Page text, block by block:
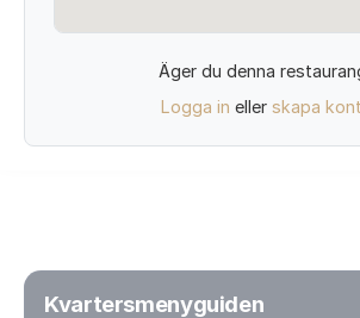
Äger du denna
Logga in eller skapa
Kvartersmenyguiden